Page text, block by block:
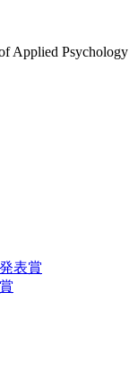
Applied Psychology
表賞